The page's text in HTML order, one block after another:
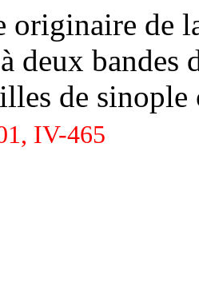
originaire de
deux bandes
de sinople
IV-465